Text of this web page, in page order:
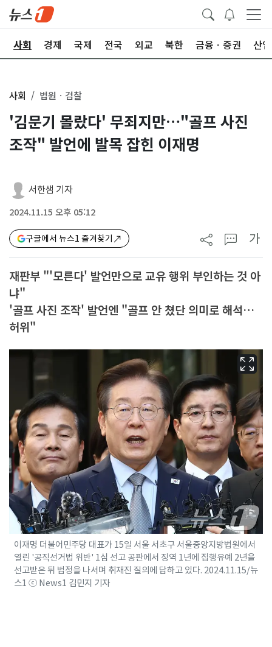
사회 경제 국제 전국 외교 북한 금융ㆍ증권 산업
사회 법원ㆍ검찰
'김문기 몰랐다' 무죄지만…"골프 사진
조작" 발언에 발목 잡힌 이재명
서한샘 기자
2024.11.15 오후 05:12
구글에서 뉴스1 즐겨찾기 가
재판부 "'모른다' 발언만으로 교유 행위 부인하는 것 아
냐"
'골프 사진 조작' 발언엔 "골프 안 쳤단 의미로 해석…
허위"
이재명 더불어민주당 대표가 15일 서울 서초구 서울중앙지방법원에서
열린 '공직선거법 위반' 1심 선고 공판에서 징역 1년에 집행유예 2년을
선고받은 뒤 법정을 나서며 취재진 질의에 답하고 있다. 2024.11.15/뉴
스1 ⓒ News1 김민지 기자